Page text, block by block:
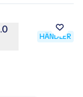
HÄNDLER